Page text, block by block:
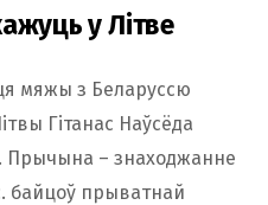
у Літве
мяжы з Беларуссю
Гітанас Наўсёда
Прычына – знаходжанне
байцоў прыватнай